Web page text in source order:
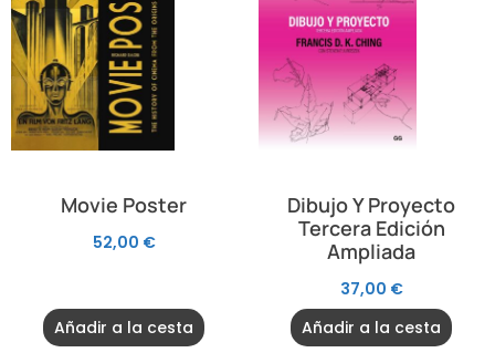
Movie Poster
52,00 €
Añadir a la cesta
Dibujo Y Proyecto
Tercera Edición
Ampliada
37,00 €
Añadir a la cesta